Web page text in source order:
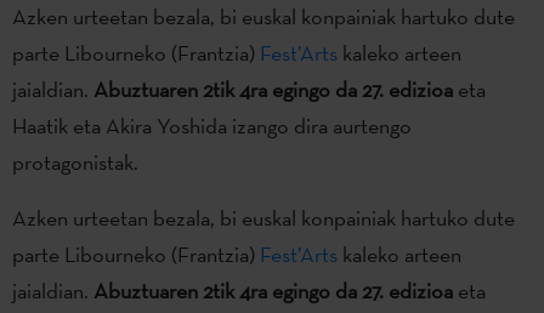
Azken urteetan bezala, bi euskal konpainiak hartuko dute
parte Libourneko (Frantzia) Fest’Arts kaleko arteen
jaialdian. Abuztuaren 2tik 4ra egingo da 27. edizioa eta
Haatik eta Akira Yoshida izango dira aurtengo
protagonistak.
Azken urteetan bezala, bi euskal konpainiak hartuko dute
parte Libourneko (Frantzia) Fest’Arts kaleko arteen
jaialdian. Abuztuaren 2tik 4ra egingo da 27. edizioa eta